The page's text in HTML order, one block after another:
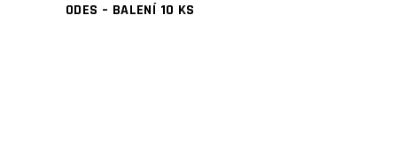
ODES – BALENÍ 10 KS